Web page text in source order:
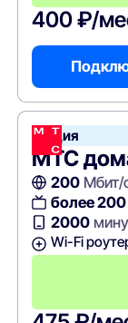
400 ₽/
Акция
МТС
200Мбит/
более 200
2000
Wi-Fi